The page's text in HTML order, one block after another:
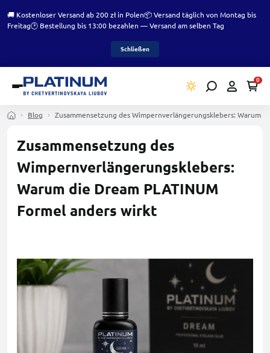
🚚 Kostenloser Versand ab 200 zł in Polen📦 Versand täglich von Montag bis
Freitag🕑 Bestellung bis 13:00 bezahlen — Versand am selben Tag
Schließen
0
Blog Zusammensetzung des Wimpernverlängerungsklebers: Warum
Zusammensetzung des
Wimpernverlängerungsklebers:
Warum die Dream PLATINUM
Formel anders wirkt